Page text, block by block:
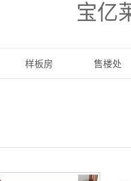
宝亿
样板房 售楼处